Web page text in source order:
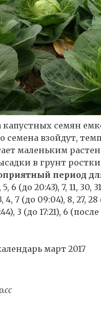
капустных семян
семена взойдут,
маленьким
в грунт
период
6 (до 20:43), 7, 11, 30,
4, 7 (до 09:04), 8, 27,
3 (до 17:21), 6 (после